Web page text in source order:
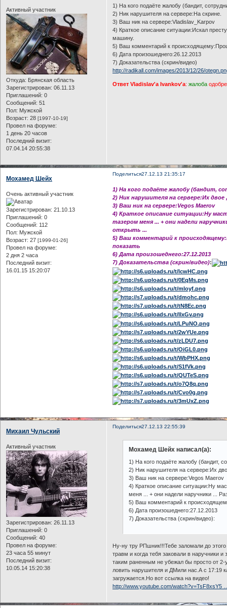
Активный участник
Откуда: Брянская область
Зарегистрирован: 06.11.13
Приглашений: 0
Сообщений: 51
Пол: Мужской
Возраст: 28 [1997-10-19]
Провел на форуме:
1 день 20 часов
Последний визит:
07.04.14 20:55:38
1) На кого подаёте жалобу (бандит,
2) Ник нарушителя на сервере:На скрине.
3) Ваш ник на сервере:Vladislav_Karpov
4) Краткое описание ситуации:Искал
машину.
5) Ваш комментарий к
6) Дата произошеднего:26.12.2013
7) Доказательства (скрин/видео)
http://radikall.com/images/2013/12/26/
Ответ Vladislav'a Ivankov'a: жалоба
Поделиться27.12.13 21:35:17
Мохамед Шейх
Очень активный участник
Зарегистрирован: 21.10.13
Приглашений: 0
Сообщений: 112
Пол: Мужской
Возраст: 27 [1999-01-26]
Провел на форуме:
2 дня 2 часа
Последний визит:
16.01.15 15:20:07
1) На кого подаёте жалобу (бандит,
2) Ник нарушителя на сервере:Их двое
3) Ваш ник на сервере:Vegos Maerov
4) Краткое описание ситуации:Ну
тазером меня ... + они надели
открыть ...
5) Ваш комментарий к
показать
6) Дата произошеднего:27.12.2013
7) Доказательства (скрин/видео):
Поделиться27.12.13 22:55:39
Михаил Чульский
Активный участник
Зарегистрирован: 26.11.13
Приглашений: 0
Сообщений: 40
Провел на форуме:
23 часа 55 минут
Последний визит:
10.05.14 15:20:38
Мохамед Шейх написал(а):
1) На кого подаёте жалобу (бандит,
2) Ник нарушителя на сервере:Их
3) Ваш ник на сервере:Vegos Maerov
4) Краткое описание ситуации:Ну
меня ... + они надели наручники ...
5) Ваш комментарий к
6) Дата произошеднего:27.12.2013
7) Доказательства (скрин/видео):
Ну-ну тру РПшник!!!Тебе заломали до
травм и когда тебя заковали в наручники
таким раненным не убежал бы просто от
ловить нарушителя и ДМили нас.А с 17:19
загружается.Но вот ссылка на видео!
http://www.youtube.com/watch?v=TsF8xsY5